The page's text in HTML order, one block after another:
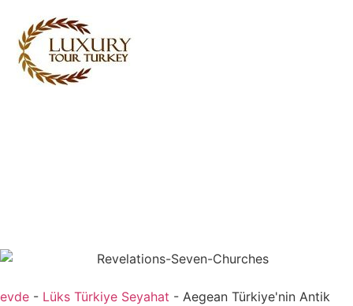
evde - Lüks Türkiye Seyahat - Aegean Türkiye'nin Antik